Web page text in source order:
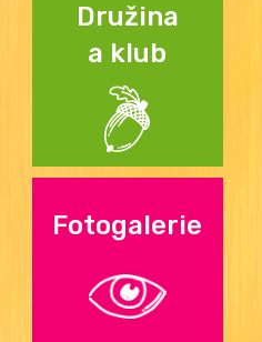
Družina
a klub
Fotogalerie